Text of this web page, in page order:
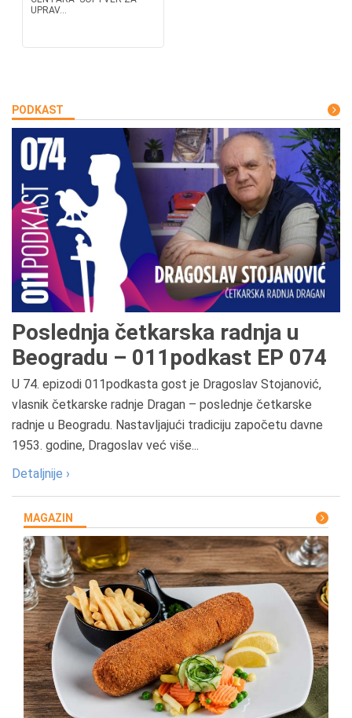
UPRAV...
PODKAST
Poslednja četkarska radnja u
Beogradu – 011podkast EP 074
U 74. epizodi 011podkasta gost je Dragoslav Stojanović,
vlasnik četkarske radnje Dragan – poslednje četkarske
radnje u Beogradu. Nastavljajući tradiciju započetu davne
1953. godine, Dragoslav već više...
Detaljnije ›
MAGAZIN